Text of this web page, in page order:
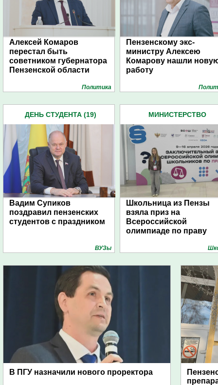
Алексей Комаров
перестал быть
советником губернатора
Пензенской области
Политика
Пензенскому экс-
министру Алексею
Комарову нашли
работу
ДЕНЬ СТУДЕНТА (19)
Вадим Супиков
поздравил пензенских
студентов с праздником
ВУЗы
МИНИСТЕРСТВО
Школьница из Пензы
взяла приз на
Всероссийской
олимпиаде по праву
В ПГУ назначили нового проректора